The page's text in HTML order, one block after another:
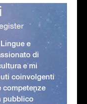
e
di
e mi
coinvolgenti
competenze
pubblico